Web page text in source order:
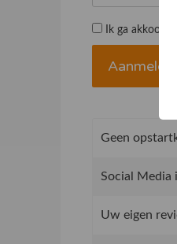
Ik ga akkoord
Geen
Social Media
Uw eigen